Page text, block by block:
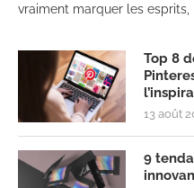
vraiment marquer les esprits,
Top 8
13 août
9